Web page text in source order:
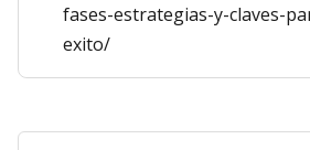
fases-estrategias-y-claves-
exito/